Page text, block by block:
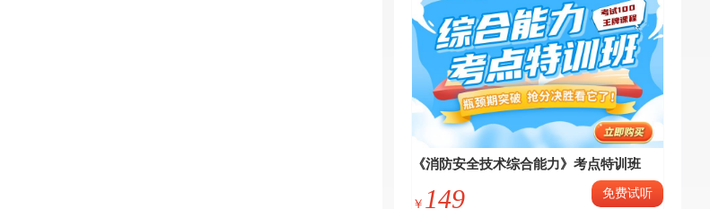
《消防安全技术综合能力》考点特训班
￥ 149 免费试听